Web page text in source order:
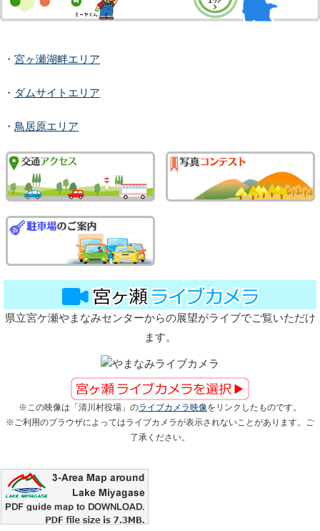
・ 宮ヶ瀬湖畔エリア
・ ダムサイトエリア
・ 鳥居原エリア
県立宮ケ瀬やまなみセンターからの展望がライブでご覧いただけ
ます。
※この映像は「清川村役場」のライブカメラ映像をリンクしたものです。
※ご利用のブラウザによってはライブカメラが表示されないことがあります。ご
了承ください。